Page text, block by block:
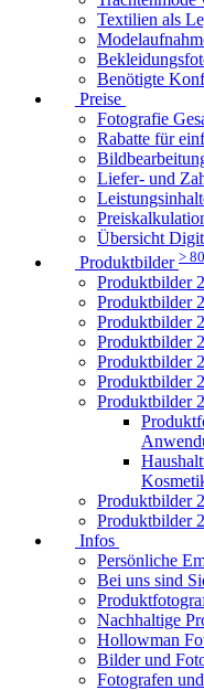
Textilien als
Benötigte
Preise
Fotografie
Rabatte für
Liefer- und
Übersicht
Produktbilder >
Produktbilder
Produktbilder
Produktbilder
Produktbilder
Produktbilder
Produktbilder
Produktbilder
Produktbilder
Produktbilder
Infos
Persönliche
Bei uns sind
Nachhaltige
Hollowman
Bilder und
Fotografen